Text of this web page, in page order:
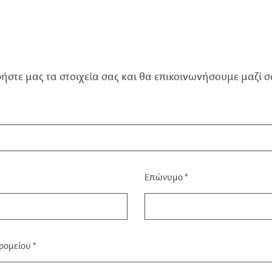
μας τα στοιχεία σας και θα επικοινωνήσουμε μαζί
Επώνυμο*
*